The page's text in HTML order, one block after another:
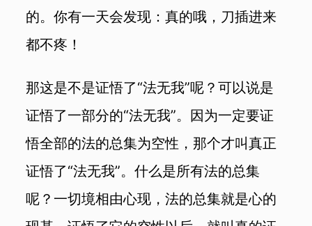
的。你有一天会发现：真的哦，刀插进来
都不疼！
那这是不是证悟了“法无我”呢？可以说是
证悟了一部分的“法无我”。因为一定要证
悟全部的法的总集为空性，那个才叫真正
证悟了“法无我”。什么是所有法的总集
呢？一切境相由心现，法的总集就是心的